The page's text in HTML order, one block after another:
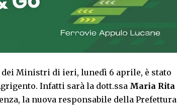
Ministri di ieri, lunedì 6 aprile, è stato
Infatti sarà la dott.ssa Maria Rita
la nuova responsabile della Prefettura